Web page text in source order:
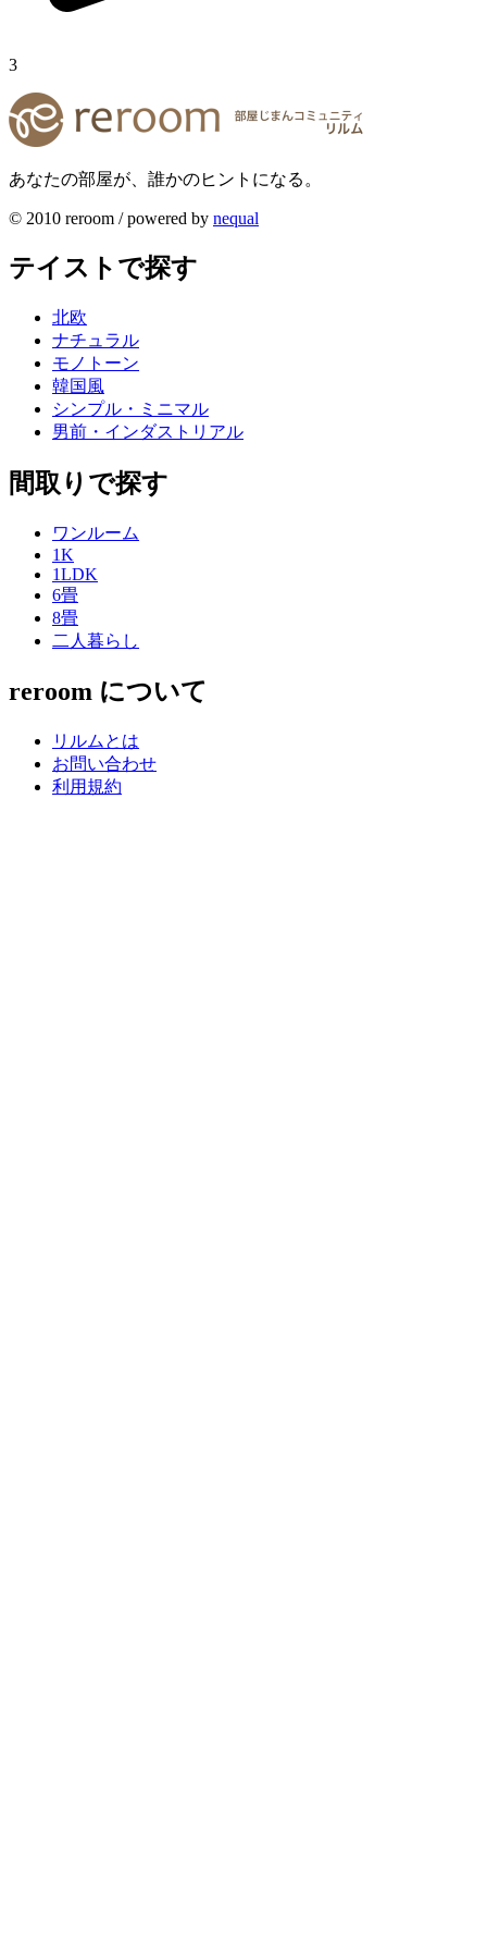
3
あなたの部屋が、誰かのヒントになる。
© 2010 reroom / powered by nequal
テイストで探す
北欧
ナチュラル
モノトーン
韓国風
シンプル・ミニマル
男前・インダストリアル
間取りで探す
ワンルーム
1K
1LDK
6畳
8畳
二人暮らし
reroom について
リルムとは
お問い合わせ
利用規約